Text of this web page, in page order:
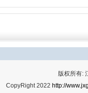
版权所有:
CopyRight 2022 http://